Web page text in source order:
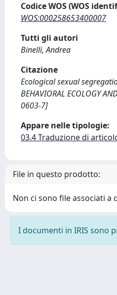
Codice WOS (WOS
WOS:000258653400007
Tutti gli autori
Binelli, Andrea
Citazione
Ecological sexual
BEHAVIORAL ECOLOGY
0603-7]
Appare nelle tipologie:
03.4 Traduzione di
File in questo prodotto:
Non ci sono file associati a
I documenti in IRIS sono